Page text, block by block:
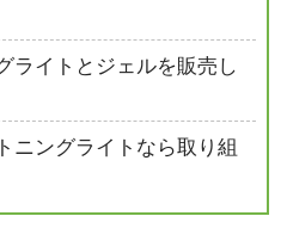
ライトとジェルを販売し
ニングライトなら取り組